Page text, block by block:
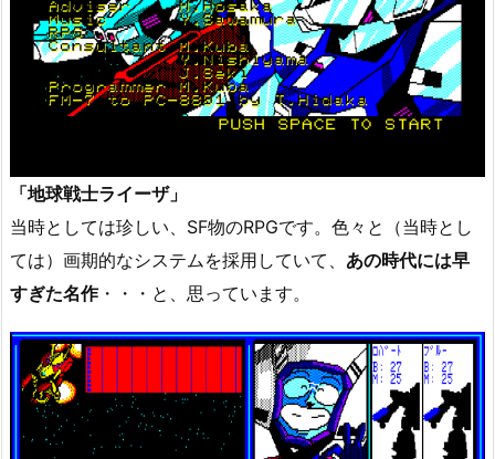
「地球戦士ライーザ」
当時としては珍しい、SF物のRPGです。色々と（当時とし
ては）画期的なシステムを採用していて、 あの時代には早
すぎた名作・・・と、思っています。